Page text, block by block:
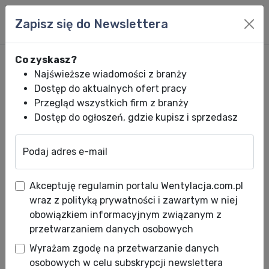
Rekuperatory KERMI BOOST
275 |350 | 425 | 500 (E) –
entalpia, automatyczne
sterowanie i wysoka
Zapisz się do Newslettera
Co zyskasz?
Najświeższe wiadomości z branży
Dostęp do aktualnych ofert pracy
Przegląd wszystkich firm z branży
Dostęp do ogłoszeń, gdzie kupisz i sprzedasz
Podaj adres e-mail
Akceptuję regulamin portalu Wentylacja.com.pl
wraz z polityką prywatności i zawartym w niej
obowiązkiem informacyjnym związanym z
przetwarzaniem danych osobowych
Wyrażam zgodę na przetwarzanie danych
osobowych w celu subskrypcji newslettera